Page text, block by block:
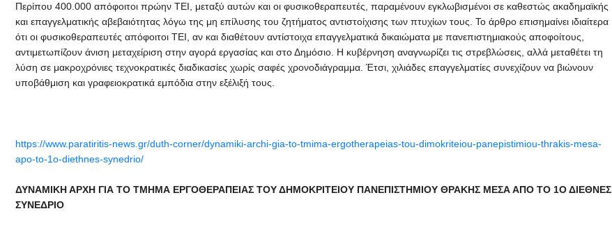
Περίπου 400.000 απόφοιτοι πρώην ΤΕΙ, μεταξύ αυτών και οι φυσικοθεραπευτές, παραμένουν εγκλωβισμένοι σε καθεστώς ακαδημαϊκής
και επαγγελματικής αβεβαιότητας λόγω της μη επίλυσης του ζητήματος αντιστοίχισης των πτυχίων τους. Το άρθρο επισημαίνει ιδιαίτερα
ότι οι φυσικοθεραπευτές απόφοιτοι ΤΕΙ, αν και διαθέτουν αντίστοιχα επαγγελματικά δικαιώματα με πανεπιστημιακούς αποφοίτους,
αντιμετωπίζουν άνιση μεταχείριση στην αγορά εργασίας και στο Δημόσιο. Η κυβέρνηση αναγνωρίζει τις στρεβλώσεις, αλλά μεταθέτει τη
λύση σε μακροχρόνιες τεχνοκρατικές διαδικασίες χωρίς σαφές χρονοδιάγραμμα. Έτσι, χιλιάδες επαγγελματίες συνεχίζουν να βιώνουν
υποβάθμιση και γραφειοκρατικά εμπόδια στην εξέλιξή τους.
https://www.paratiritis-news.gr/duth-corner/dynamiki-archi-gia-to-tmima-ergotherapeias-tou-dimokriteiou-panepistimiou-thrakis-mesa-
apo-to-1o-diethnes-synedrio/
ΔΥΝΑΜΙΚΗ ΑΡΧΗ ΓΙΑ ΤΟ ΤΜΗΜΑ ΕΡΓΟΘΕΡΑΠΕΙΑΣ ΤΟΥ ΔΗΜΟΚΡΙΤΕΙΟΥ ΠΑΝΕΠΙΣΤΗΜΙΟΥ ΘΡΑΚΗΣ ΜΕΣΑ ΑΠΟ ΤΟ 1Ο ΔΙΕΘΝΕΣ
ΣΥΝΕΔΡΙΟ